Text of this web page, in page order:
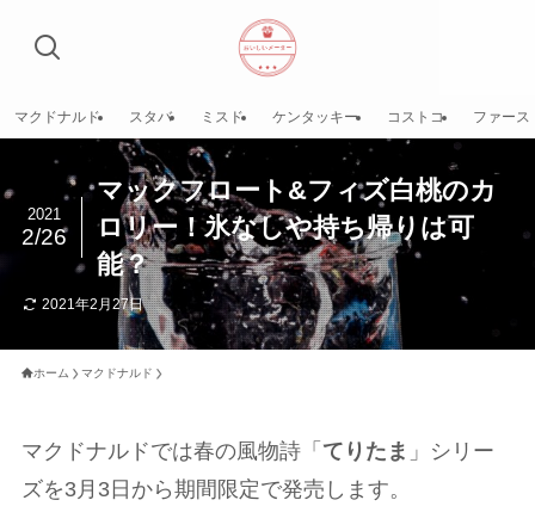
マクドナルド スタバ ミスド ケンタッキー コストコ ファース
マックフロート&フィズ白桃のカ
ロリー！氷なしや持ち帰りは可
能？
2021
2/26
2021年2月27日
ホーム マクドナルド
マクドナルドでは春の風物詩「 てりたま 」シリー
ズを3月3日から期間限定で発売します。